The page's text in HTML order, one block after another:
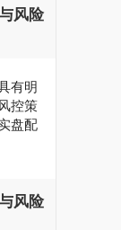
风险
有明
控策
盘配
风险